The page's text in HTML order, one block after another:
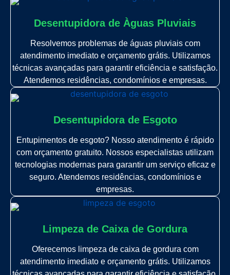
Desentupidora de Àguas Pluviais
Resolvemos problemas de águas pluviais com
atendimento imediato e orçamento grátis. Utilizamos
técnicas avançadas para garantir eficiência e satisfação.
Atendemos residências, condomínios e empresas.
Desentupidora de Esgoto
Entupimentos de esgoto? Nosso atendimento é rápido
com orçamento gratuito. Nossos especialistas utilizam
tecnologias modernas para garantir um serviço eficaz e
seguro. Atendemos residências, condomínios e
empresas.
Limpeza de Caixa de Gordura
Oferecemos limpeza de caixa de gordura com
atendimento imediato e orçamento grátis. Utilizamos